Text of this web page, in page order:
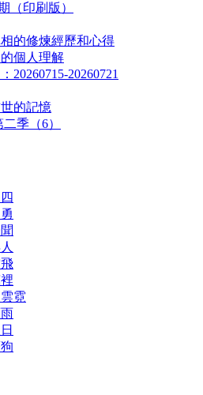
（印刷版）
的修煉經歷和心得
個人理解
20260715-20260721
的記憶
季（6）
霓